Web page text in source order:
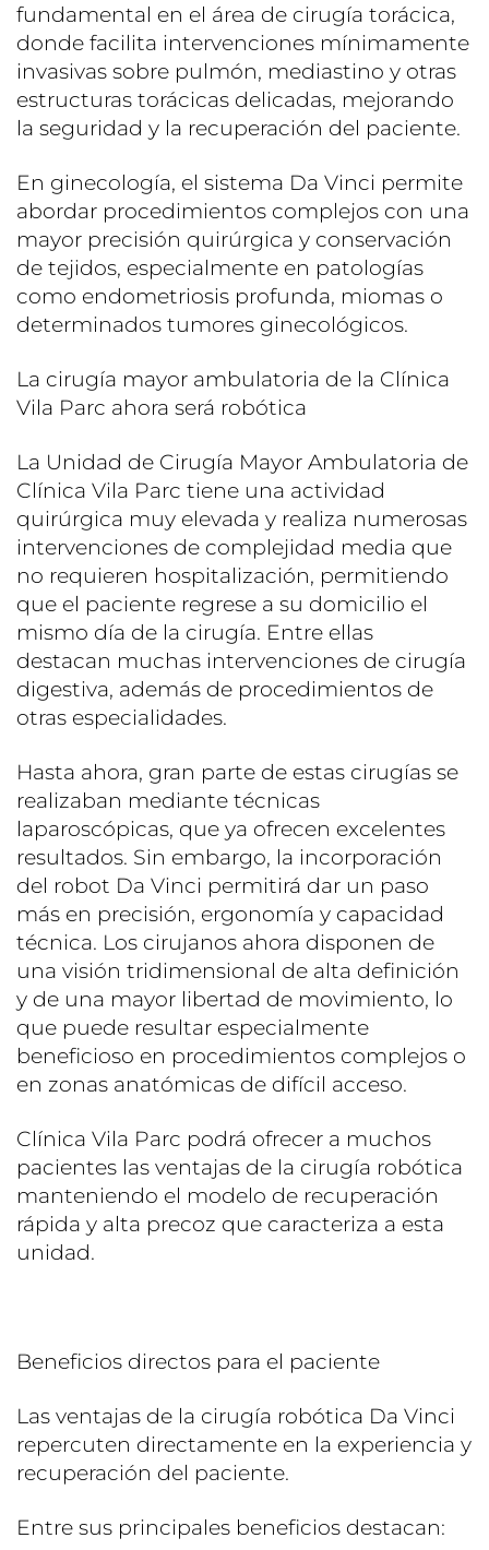
fundamental en el área de cirugía torácica,
donde facilita intervenciones mínimamente
invasivas sobre pulmón, mediastino y otras
estructuras torácicas delicadas, mejorando
la seguridad y la recuperación del paciente.
En ginecología, el sistema Da Vinci permite
abordar procedimientos complejos con una
mayor precisión quirúrgica y conservación
de tejidos, especialmente en patologías
como endometriosis profunda, miomas o
determinados tumores ginecológicos.
La cirugía mayor ambulatoria de la Clínica
Vila Parc ahora será robótica
La Unidad de Cirugía Mayor Ambulatoria de
Clínica Vila Parc tiene una actividad
quirúrgica muy elevada y realiza numerosas
intervenciones de complejidad media que
no requieren hospitalización, permitiendo
que el paciente regrese a su domicilio el
mismo día de la cirugía. Entre ellas
destacan muchas intervenciones de cirugía
digestiva, además de procedimientos de
otras especialidades.
Hasta ahora, gran parte de estas cirugías se
realizaban mediante técnicas
laparoscópicas, que ya ofrecen excelentes
resultados. Sin embargo, la incorporación
del robot Da Vinci permitirá dar un paso
más en precisión, ergonomía y capacidad
técnica. Los cirujanos ahora disponen de
una visión tridimensional de alta definición
y de una mayor libertad de movimiento, lo
que puede resultar especialmente
beneficioso en procedimientos complejos o
en zonas anatómicas de difícil acceso.
Clínica Vila Parc podrá ofrecer a muchos
pacientes las ventajas de la cirugía robótica
manteniendo el modelo de recuperación
rápida y alta precoz que caracteriza a esta
unidad.
Beneficios directos para el paciente
Las ventajas de la cirugía robótica Da Vinci
repercuten directamente en la experiencia y
recuperación del paciente.
Entre sus principales beneficios destacan: